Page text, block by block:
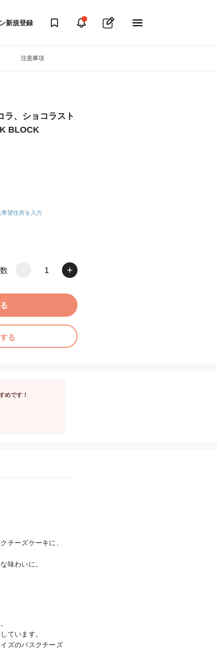
新規登録
注意事項
ラ、ショコラスト
BLOCK
望住所を入力
1
る
めです！
チーズケーキに、
味わいに。
ています。
ズのバスクチーズ